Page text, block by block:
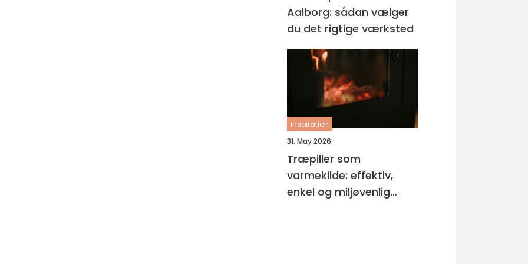
Aalborg: sådan vælger
du det rigtige værksted
inspiration
31. May 2026
Træpiller som
varmekilde: effektiv,
enkel og miljøvenlig